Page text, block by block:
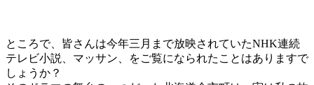
ところで、皆さんは今年三月まで放映されていたNHK連続
テレビ小説、マッサン、をご覧になられたことはありますで
しょうか？